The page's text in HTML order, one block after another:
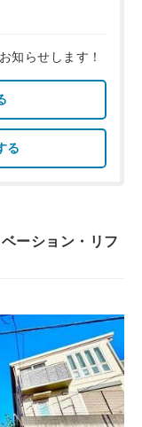
知らせします！
る
ーション・リフ